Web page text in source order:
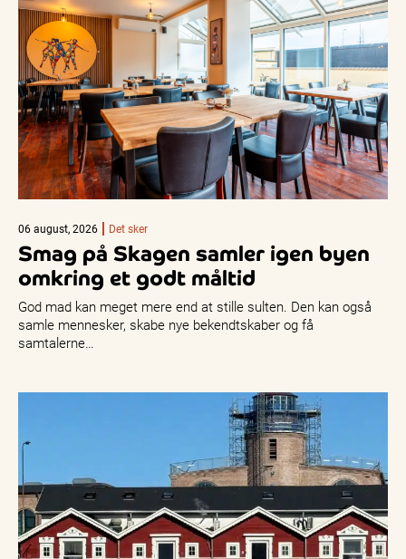
06 august, 2026 Det sker
Smag på Skagen samler igen byen
omkring et godt måltid
God mad kan meget mere end at stille sulten. Den kan også
samle mennesker, skabe nye bekendtskaber og få
samtalerne…